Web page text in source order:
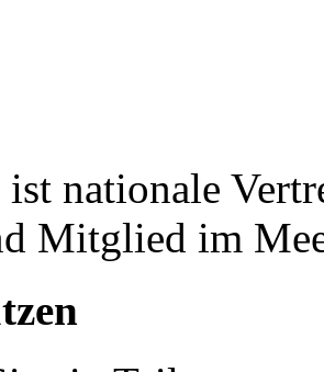
nationale
Mitglied im